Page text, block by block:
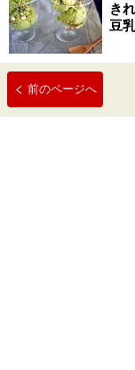
き
豆
前のページへ